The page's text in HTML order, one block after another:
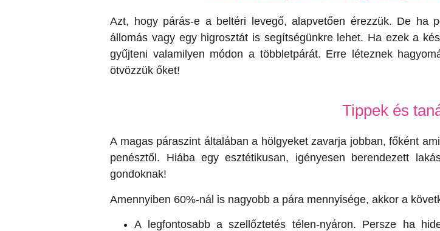
Azt, hogy párás-e a beltéri levegő, alapvetően érezzük. De ha
állomás vagy egy higrosztát is segítségünkre lehet. Ha ezek a
gyűjteni valamilyen módon a többletpárát. Erre léteznek
ötvözzük őket!
Tippek és
A magas páraszint általában a hölgyeket zavarja jobban, főként
penésztől. Hiába egy esztétikusan, igényesen berendezett
gondoknak!
Amennyiben 60%-nál is nagyobb a pára mennyisége, akkor a
A legfontosabb a szellőztetés télen-nyáron. Persze ha